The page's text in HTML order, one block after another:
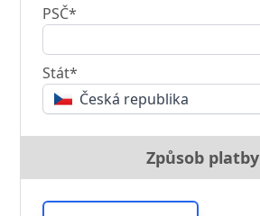
PSČ*
Stát*
Česká republika
Způsob platby